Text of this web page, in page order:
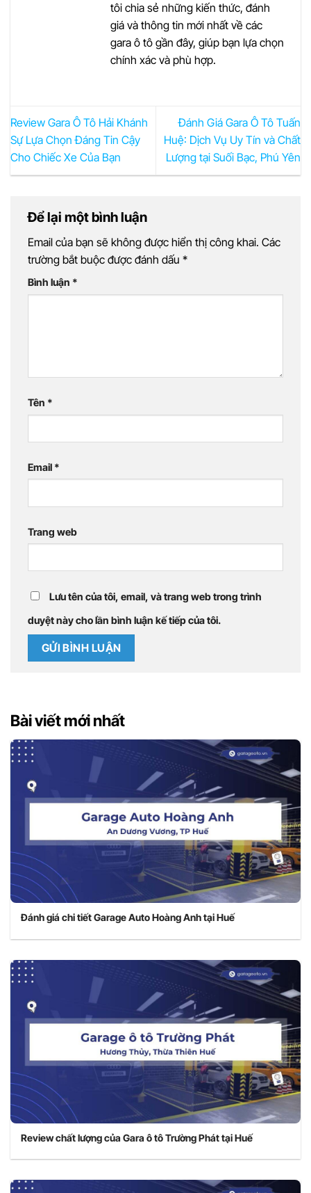
tôi chia sẻ những kiến thức, đánh
giá và thông tin mới nhất về các
gara ô tô gần đây, giúp bạn lựa chọn
chính xác và phù hợp.
Review Gara Ô Tô Hải Khánh
Sự Lựa Chọn Đáng Tin Cậy
Cho Chiếc Xe Của Bạn
Đánh Giá Gara Ô Tô Tuấn
Huệ: Dịch Vụ Uy Tín và Chất
Lượng tại Suối Bạc, Phú Yên
Để lại một bình luận
Email của bạn sẽ không được hiển thị công khai. Các
trường bắt buộc được đánh dấu *
Bình luận *
Tên *
Email *
Trang web
Lưu tên của tôi, email, và trang web trong trình
duyệt này cho lần bình luận kế tiếp của tôi.
Bài viết mới nhất
Đánh giá chi tiết Garage Auto Hoàng Anh tại Huế
Review chất lượng của Gara ô tô Trường Phát tại Huế